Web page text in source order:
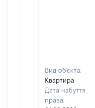
Вид об'єкта:
Квартира
Дата набуття
права: